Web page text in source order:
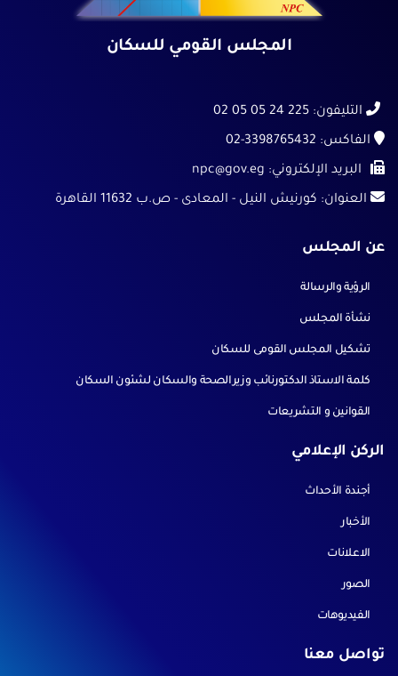
تواصل معنا
الأسئلة الشائعة
|
|
المجلس القومي للسكان
التليفون: 225 24 05 05 02
الفاكس: 02-3398765432
البريد الإلكتروني: npc@gov.eg
العنوان: كورنيش النيل - المعادى - ص.ب 11632 القاهرة
عن المجلس
الرؤية والرسالة
نشأة المجلس
تشكيل المجلس القومى للسكان
كلمة الاستاذ الدكتورنائب وزيرالصحة والسكان لشئون السكان
القوانين و التشريعات
الركن الإعلامي
أجندة الأحداث
الأخبار
الاعلانات
الصور
الفيديوهات
تواصل معنا